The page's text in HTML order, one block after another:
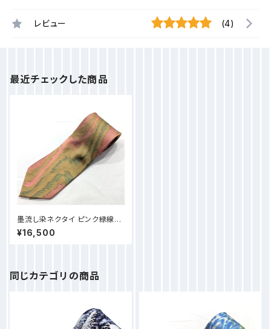
レビュー (4)
最近チェックした商品
墨流し染ネクタイ ピンク緑線
柄-NN50
¥16,500
同じカテゴリの商品